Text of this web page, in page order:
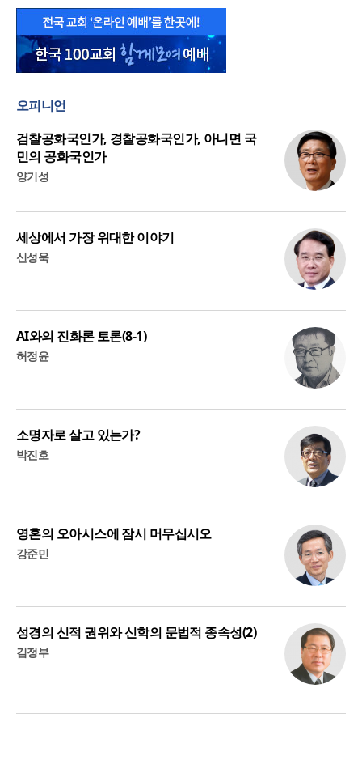
오피니언
검찰공화국인가, 경찰공화국인가, 아니면 국
민의 공화국인가
양기성
세상에서 가장 위대한 이야기
신성욱
AI와의 진화론 토론(8-1)
허정윤
소명자로 살고 있는가?
박진호
영혼의 오아시스에 잠시 머무십시오
강준민
성경의 신적 권위와 신학의 문법적 종속성(2)
김정부